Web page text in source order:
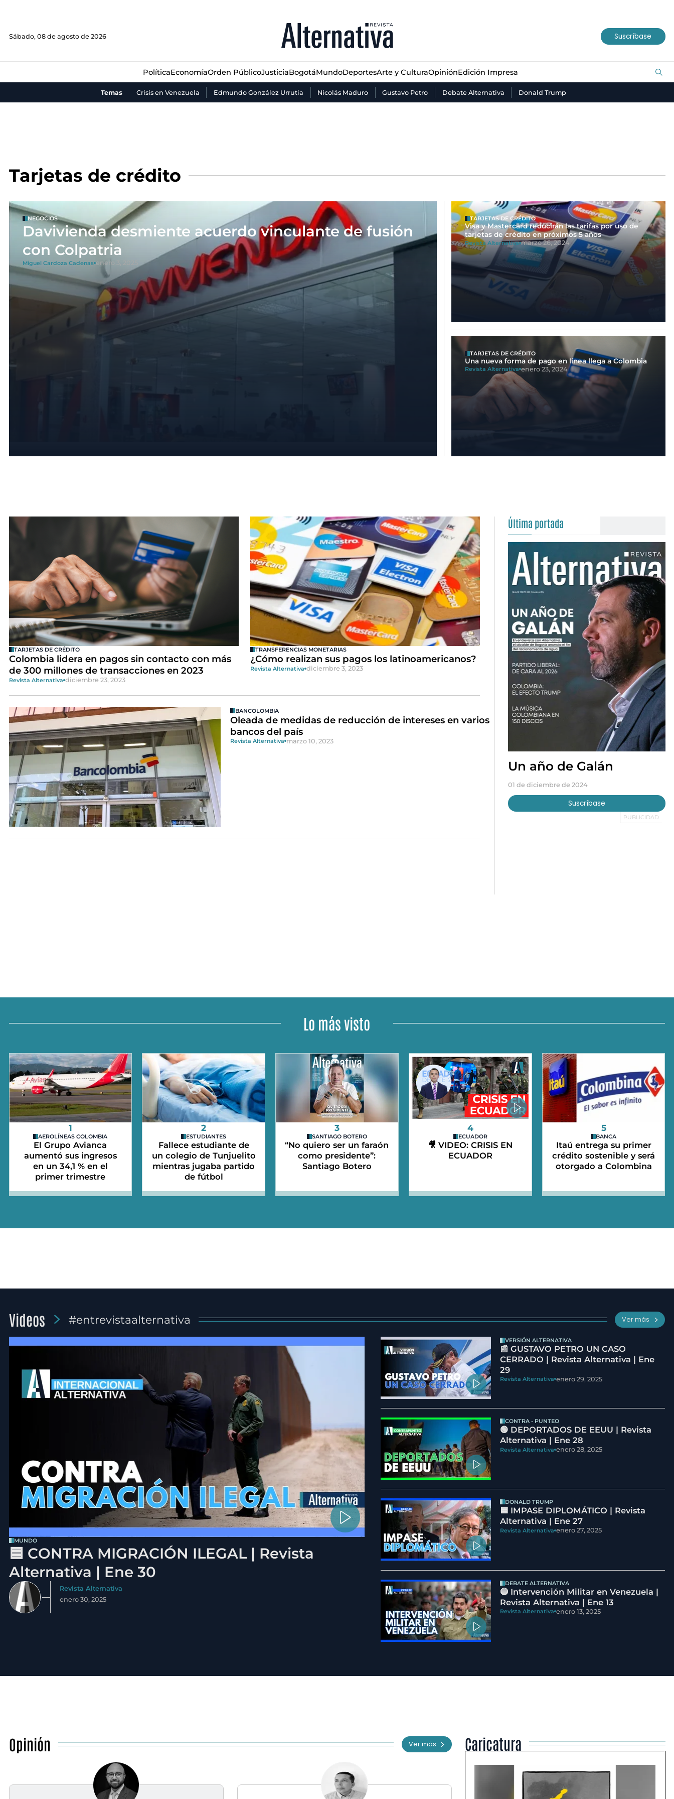
Sábado, 08 de agosto de 2026 Suscríbase
PolíticaEconomíaOrden PúblicoJusticiaBogotáMundoDeportesArte y CulturaOpiniónEdición Impresa
Temas Crisis en Venezuela Edmundo González Urrutia Nicolás Maduro Gustavo Petro Debate Alternativa Donald Trump
JusticiaBogotáMundo Deportes Arte y Cultura
Tarjetas de crédito
NEGOCIOS
Davivienda desmiente acuerdo vinculante de fusión
con Colpatria
Miguel Cardoza Cadenas enero 3, 2025
TARJETAS DE CRÉDITO
Visa y Mastercard reducirán las tarifas por uso de
tarjetas de crédito en próximos 5 años
Revista Alternativa marzo 26, 2024
TARJETAS DE CRÉDITO
Una nueva forma de pago en línea llega a Colombia
Revista Alternativa enero 23, 2024
TARJETAS DE CRÉDITO
Colombia lidera en pagos sin contacto con más
de 300 millones de transacciones en 2023
Revista Alternativa diciembre 23, 2023
TRANSFERENCIAS MONETARIAS
¿Cómo realizan sus pagos los latinoamericanos?
Revista Alternativa diciembre 3, 2023
BANCOLOMBIA
Oleada de medidas de reducción de intereses en varios
bancos del país
Revista Alternativa marzo 10, 2023
Última portada
Un año de Galán
01 de diciembre de 2024
Suscríbase
Lo más visto
1
AEROLÍNEAS COLOMBIA
El Grupo Avianca
aumentó sus ingresos
en un 34,1 % en el
primer trimestre
2
ESTUDIANTES
Fallece estudiante de
un colegio de Tunjuelito
mientras jugaba partido
de fútbol
3
SANTIAGO BOTERO
“No quiero ser un faraón
como presidente”:
Santiago Botero
4
ECUADOR
🎥 VIDEO: CRISIS EN
ECUADOR
5
BANCA
Itaú entrega su primer
crédito sostenible y será
otorgado a Colombina
Videos #entrevistaalternativa Ver más
MUNDO
🟦 CONTRA MIGRACIÓN ILEGAL | Revista
Alternativa | Ene 30
Revista Alternativa
enero 30, 2025
VERSIÓN ALTERNATIVA
📰 GUSTAVO PETRO UN CASO
CERRADO | Revista Alternativa | Ene
29
Revista Alternativa enero 29, 2025
CONTRA - PUNTEO
🟢 DEPORTADOS DE EEUU | Revista
Alternativa | Ene 28
Revista Alternativa enero 28, 2025
DONALD TRUMP
🟦 IMPASE DIPLOMÁTICO | Revista
Alternativa | Ene 27
Revista Alternativa enero 27, 2025
DEBATE ALTERNATIVA
🔵 Intervención Militar en Venezuela |
Revista Alternativa | Ene 13
Revista Alternativa enero 13, 2025
Opinión Ver más Caricatura